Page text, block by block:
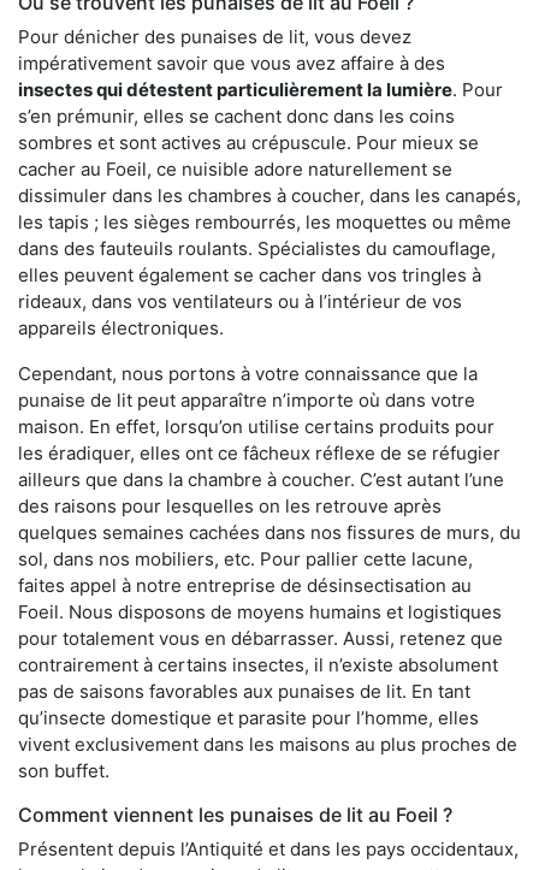
Pour dénicher des punaises de lit, vous devez
impérativement savoir que vous avez affaire à des
insectes qui détestent particulièrement la lumière. Pour
s’en prémunir, elles se cachent donc dans les coins
sombres et sont actives au crépuscule. Pour mieux se
cacher au Foeil, ce nuisible adore naturellement se
dissimuler dans les chambres à coucher, dans les canapés,
les tapis ; les sièges rembourrés, les moquettes ou même
dans des fauteuils roulants. Spécialistes du camouflage,
elles peuvent également se cacher dans vos tringles à
rideaux, dans vos ventilateurs ou à l’intérieur de vos
appareils électroniques.
Cependant, nous portons à votre connaissance que la
punaise de lit peut apparaître n’importe où dans votre
maison. En effet, lorsqu’on utilise certains produits pour
les éradiquer, elles ont ce fâcheux réflexe de se réfugier
ailleurs que dans la chambre à coucher. C’est autant l’une
des raisons pour lesquelles on les retrouve après
quelques semaines cachées dans nos fissures de murs, du
sol, dans nos mobiliers, etc. Pour pallier cette lacune,
faites appel à notre entreprise de désinsectisation au
Foeil. Nous disposons de moyens humains et logistiques
pour totalement vous en débarrasser. Aussi, retenez que
contrairement à certains insectes, il n’existe absolument
pas de saisons favorables aux punaises de lit. En tant
qu’insecte domestique et parasite pour l’homme, elles
vivent exclusivement dans les maisons au plus proches de
son buffet.
Comment viennent les punaises de lit au Foeil ?
Présentent depuis l’Antiquité et dans les pays occidentaux,